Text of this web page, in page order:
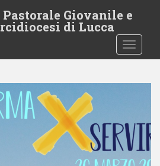
Giovanile e
di Lucca